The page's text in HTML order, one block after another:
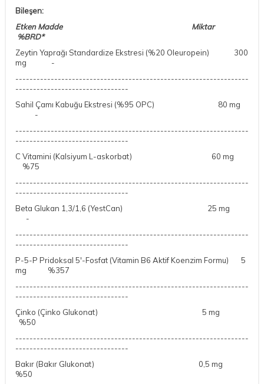
Bileşen:
Etken Madde Miktar
%BRD*
Zeytin Yaprağı Standardize Ekstresi (%20 Oleuropein) 300
mg -
------------------------------------------------------------------
--------------------------------
Sahil Çamı Kabuğu Ekstresi (%95 OPC) 80 mg
-
------------------------------------------------------------------
--------------------------------
C Vitamini (Kalsiyum L-askorbat) 60 mg
%75
------------------------------------------------------------------
--------------------------------
Beta Glukan 1,3/1,6 (YestCan) 25 mg
-
------------------------------------------------------------------
--------------------------------
P-5-P Pridoksal 5′-Fosfat (Vitamin B6 Aktif Koenzim Formu) 5
mg %357
------------------------------------------------------------------
--------------------------------
Çinko (Çinko Glukonat) 5 mg
%50
------------------------------------------------------------------
--------------------------------
Bakır (Bakır Glukonat) 0,5 mg
%50